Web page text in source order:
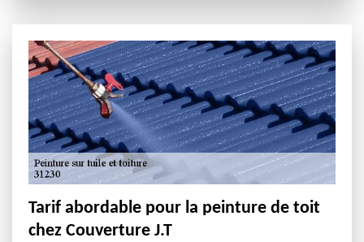
Tarif abordable pour la peinture de toit
chez Couverture J.T